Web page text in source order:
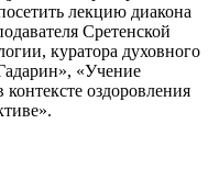
лекцию диакона
Сретенской
куратора духовного
«Учение
контексте оздоровления